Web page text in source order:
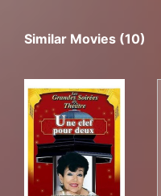
Similar Movies (10)